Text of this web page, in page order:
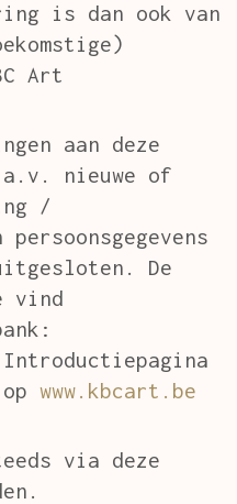
is dan ook van
Art
aan deze
nieuwe of
/
De
vind
www.kbcart.be
via deze